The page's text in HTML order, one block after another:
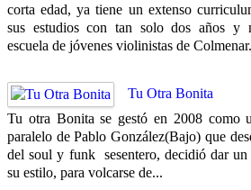
corta edad, ya tiene un extenso
sus estudios con tan solo dos años y
escuela de jóvenes violinistas de
Tu Otra Bonita
Tu otra Bonita se gestó en 2008 como
paralelo de Pablo González(Bajo) que
del soul y funk sesentero, decidió dar
su estilo, para volcarse de...